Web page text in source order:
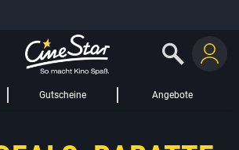
Gutscheine Angebote
CINESTAR-GAST,
Website eines Drittanbieters weitergeleitet.
HINZUFÜGEN